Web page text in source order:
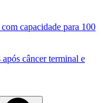
capacidade para 100
câncer terminal e